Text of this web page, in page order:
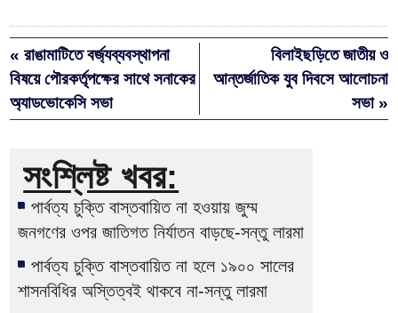
« রাঙামাটিতে বর্জ্যব্যবস্থাপনা
বিষয়ে পৌরকর্তৃপক্ষের সাথে সনাকের
অ্যাডভোকেসি সভা
বিলাইছড়িতে জাতীয় ও
আন্তর্জাতিক যুব দিবসে আলোচনা
সভা »
সংশ্লিষ্ট খবর:
পার্বত্য চুক্তি বাস্তবায়িত না হওয়ায় জুম্ম
জনগণের ওপর জাতিগত নির্যাতন বাড়ছে-সন্তু লারমা
পার্বত্য চুক্তি বাস্তবায়িত না হলে ১৯০০ সালের
শাসনবিধির অস্তিত্বই থাকবে না-সন্তু লারমা